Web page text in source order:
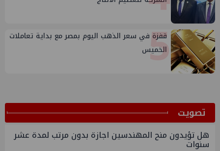
5
قفزة في سعر الذهب اليوم بمصر مع بداية تعاملات
الخميس
ﺗﺼﻮﻳﺖ
هل تؤيدون منح المهندسين اجازة بدون مرتب لمدة عشر
سنوات